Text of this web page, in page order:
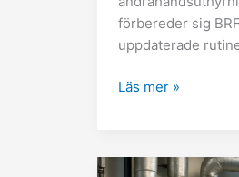
förbereder sig
uppdaterade
Läs mer »